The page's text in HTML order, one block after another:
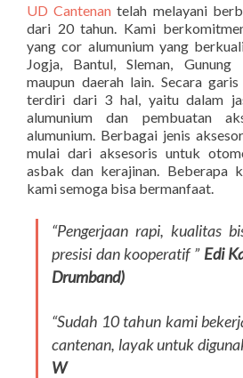
UD Cantenan telah melayani
dari 20 tahun. Kami
yang cor alumunium yang
Jogja, Bantul, Sleman,
maupun daerah lain. Secara
terdiri dari 3 hal, yaitu dalam
alumunium dan pembuatan
alumunium. Berbagai jenis
mulai dari aksesoris untuk
asbak dan kerajinan. Beberapa
kami semoga bisa bermanfaat.
“Pengerjaan rapi, kualitas
presisi dan kooperatif ” Edi
Drumband)
“Sudah 10 tahun kami
cantenan, layak untuk
W